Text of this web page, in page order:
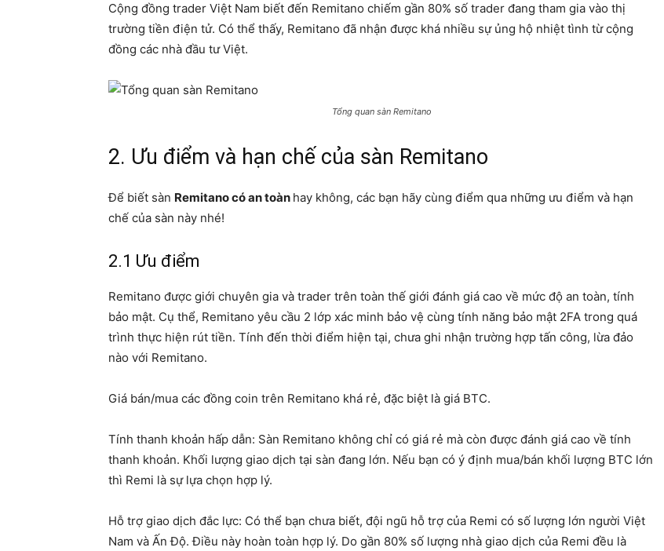
Cộng đồng trader Việt Nam biết đến Remitano chiếm gần 80% số trader đang tham gia vào thị
trường tiền điện tử. Có thể thấy, Remitano đã nhận được khá nhiều sự ủng hộ nhiệt tình từ cộng
đồng các nhà đầu tư Việt.
Tổng quan sàn Remitano
2. Ưu điểm và hạn chế của sàn Remitano
Để biết sàn Remitano có an toàn hay không, các bạn hãy cùng điểm qua những ưu điểm và hạn
chế của sàn này nhé!
2.1 Ưu điểm
Remitano được giới chuyên gia và trader trên toàn thế giới đánh giá cao về mức độ an toàn, tính
bảo mật. Cụ thể, Remitano yêu cầu 2 lớp xác minh bảo vệ cùng tính năng bảo mật 2FA trong quá
trình thực hiện rút tiền. Tính đến thời điểm hiện tại, chưa ghi nhận trường hợp tấn công, lừa đảo
nào với Remitano.
Giá bán/mua các đồng coin trên Remitano khá rẻ, đặc biệt là giá BTC.
Tính thanh khoản hấp dẫn: Sàn Remitano không chỉ có giá rẻ mà còn được đánh giá cao về tính
thanh khoản. Khối lượng giao dịch tại sàn đang lớn. Nếu bạn có ý định mua/bán khối lượng BTC lớn
thì Remi là sự lựa chọn hợp lý.
Hỗ trợ giao dịch đắc lực: Có thể bạn chưa biết, đội ngũ hỗ trợ của Remi có số lượng lớn người Việt
Nam và Ấn Độ. Điều này hoàn toàn hợp lý. Do gần 80% số lượng nhà giao dịch của Remi đều là